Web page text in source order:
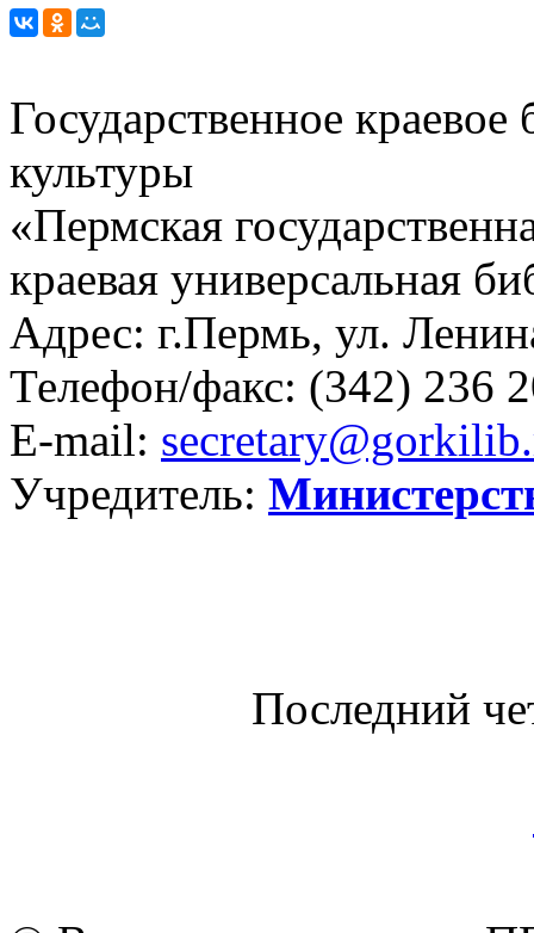
Государственное
культуры
«Пермская
краевая универсальная
Адрес: г.Пермь, ул.
Телефон/факс: (342) 236
E-mail:
Учредитель:
Последний